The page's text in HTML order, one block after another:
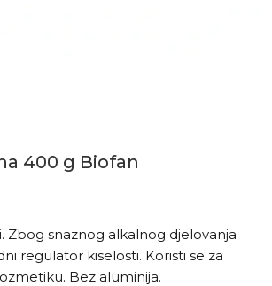
400 g Biofan
Zbog snaznog alkalnog djelovanja
regulator kiselosti. Koristi se za
Bez aluminija.